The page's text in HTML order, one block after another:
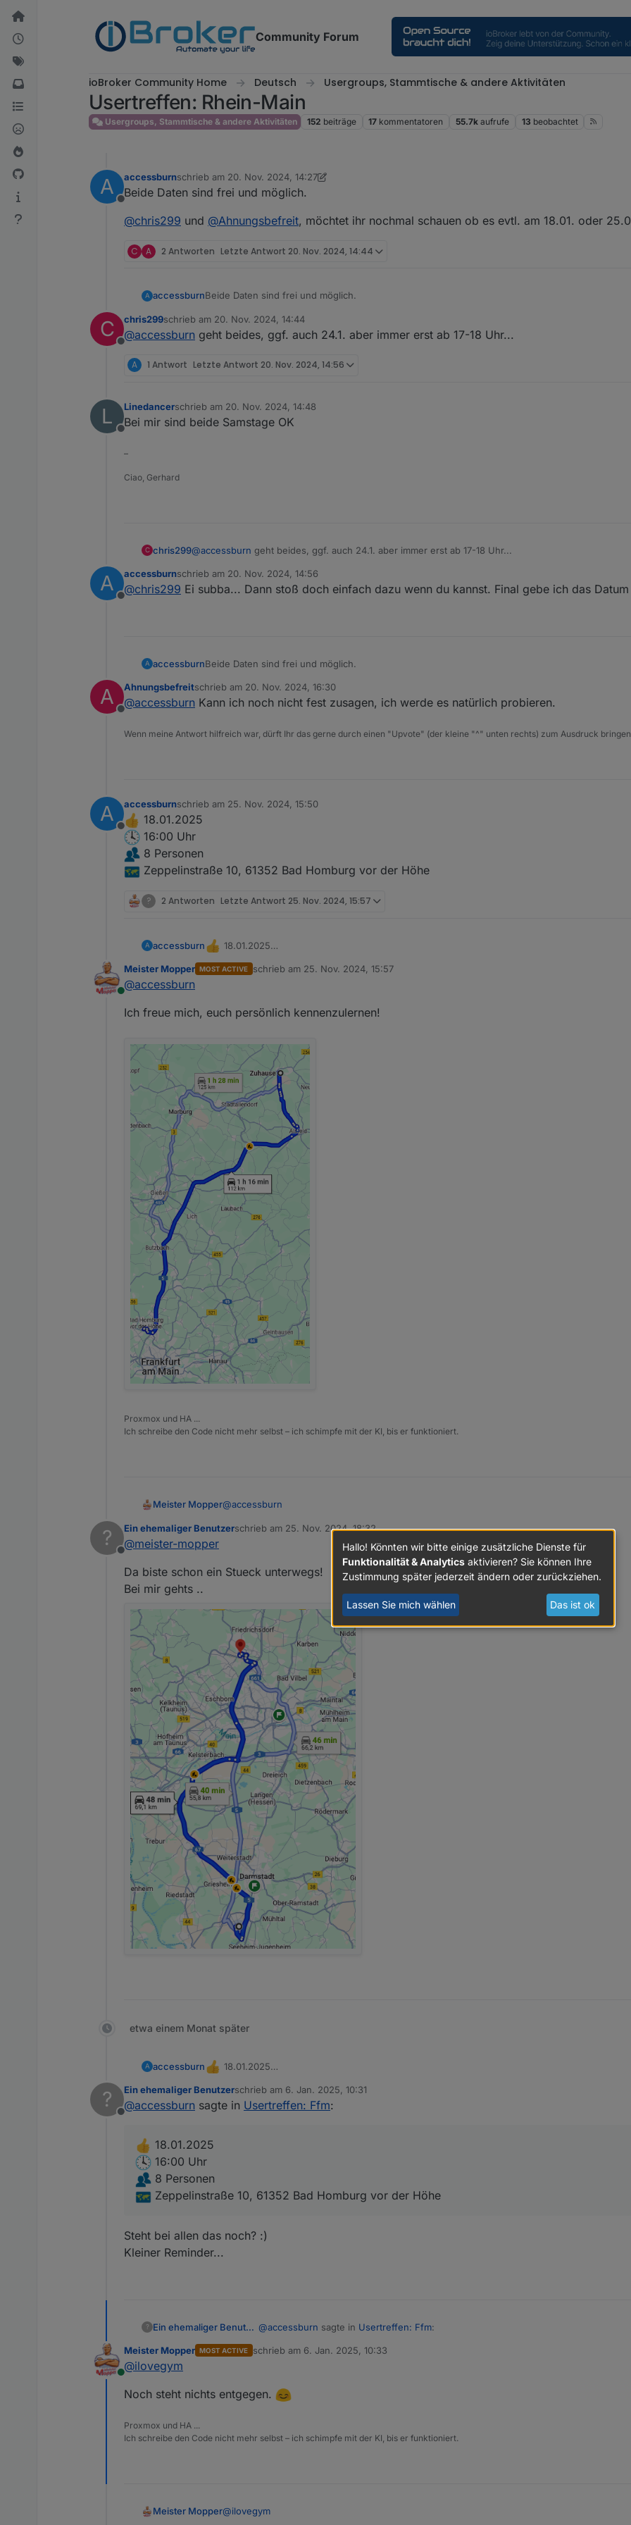
Weiter zum Inhalt
Community Forum
ioBroker Community Home Deutsch Usergroups, Stammtische & andere Aktivitäten
Usertreffen: Rhein-Main
Usergroups, Stammtische & andere Aktivitäten 152 beiträge 17 kommentatoren 55.7k aufrufe 13 beobachtet
A
Offline
accessburnschrieb am 20. Nov. 2024, 14:27
zuletzt editiert von accessburn
Beide Daten sind frei und möglich.
@chris299 und @Ahnungsbefreit, möchtet ihr nochmal schauen ob es evtl. am 18.01. oder
C A 2 Antworten Letzte Antwort 20. Nov. 2024, 14:44
A accessburnBeide Daten sind frei und möglich.
@ chris299 und@ Ahnungsbefreit
C
Offline
chris299schrieb am 20. Nov. 2024, 14:44
zuletzt editiert von
@accessburn geht beides, ggf. auch 24.1. aber immer erst ab 17-18 Uhr...
A 1 Antwort Letzte Antwort 20. Nov. 2024, 14:56
L
Offline
Linedancerschrieb am 20. Nov. 2024, 14:48
zuletzt editiert von
Bei mir sind beide Samstage OK
–
Ciao, Gerhard
C chris299@accessburn geht beides, ggf. auch 24.1. aber immer erst ab 17-18 Uhr...
A
Offline
accessburnschrieb am 20. Nov. 2024, 14:56
zuletzt editiert von
@chris299 Ei subba... Dann stoß doch einfach dazu wenn du kannst. Final gebe ich das
A accessburnBeide Daten sind frei und möglich.
@chris299und@ Ahnungsbefreit
A
Offline
Ahnungsbefreitschrieb am 20. Nov. 2024, 16:30
zuletzt editiert von
@accessburn Kann ich noch nicht fest zusagen, ich werde es natürlich probieren.
Wenn meine Antwort hilfreich war, dürft Ihr das gerne durch einen "Upvote" (der kleine "^" unten rechts) zum Ausdruck
A
Offline
accessburnschrieb am 25. Nov. 2024, 15:50
zuletzt editiert von
18.01.2025
16:00 Uhr
8 Personen
Zeppelinstraße 10, 61352 Bad Homburg vor der Höhe
? 2 Antworten Letzte Antwort 25. Nov. 2024, 15:57
A accessburn
18.01.2025
16:00 Uhr
8 Personen
Online
Meister Mopper MOST ACTIVE schrieb am 25. Nov. 2024, 15:57
zuletzt editiert von
@accessburn
Ich freue mich, euch persönlich kennenzulernen!
Proxmox und HA ...
Ich schreibe den Code nicht mehr selbst – ich schimpfe mit der KI, bis er funktioniert.
Meister Mopper@accessburn
Ich freue mich, euch persönlich kennenzulernen!
?
Offline
Ein ehemaliger Benutzerschrieb am 25. Nov. 2024, 18:32
zuletzt editiert von
@meister-mopper
Da biste schon ein Stueck unterwegs!
Bei mir gehts ..
etwa einem Monat später
A accessburn
18.01.2025
8 Personen
Zeppelinstraße 10, 61352 Bad Homburg vor der Höhe
?
Offline
Ein ehemaliger Benutzerschrieb am 6. Jan. 2025, 10:31
zuletzt editiert von
@accessburn sagte in Usertreffen: Ffm:
18.01.2025
16:00 Uhr
8 Personen
Zeppelinstraße 10, 61352 Bad Homburg vor der Höhe
Steht bei allen das noch? :)
Kleiner Reminder...
? Ein ehemaliger Benutzer @accessburn sagte in Usertreffen: Ffm:
8 Personen
Steht bei allen das noch? :)
Kleiner Reminder...
Online
Meister Mopper MOST ACTIVE schrieb am 6. Jan. 2025, 10:33
zuletzt editiert von
@ilovegym
Noch steht nichts entgegen.
Proxmox und HA ...
Ich schreibe den Code nicht mehr selbst – ich schimpfe mit der KI, bis er funktioniert.
Meister Mopper@ilovegym
Hallo! Könnten wir bitte einige zusätzliche Dienste für
Funktionalität & Analytics aktivieren? Sie können Ihre
Zustimmung später jederzeit ändern oder zurückziehen.
Lassen Sie mich wählen Das ist ok